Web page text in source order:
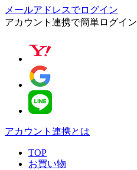
メールアドレスでログイン
アカウント連携で簡単ログイン
アカウント連携とは
TOP
お買い物